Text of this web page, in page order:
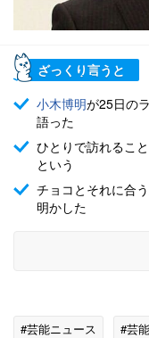
ざっくり言うと
小木博明が25日の
語った
ひとりで訪れるこ
という
チョコとそれに合
明かした
#芸能ニュース #芸